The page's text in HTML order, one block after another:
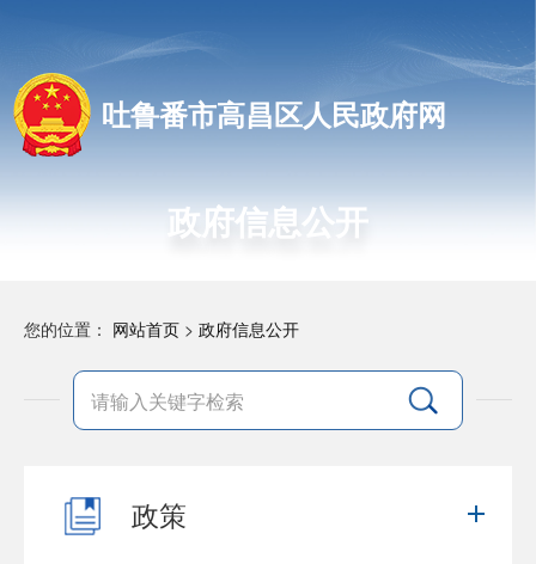
吐鲁番市高昌区人民政府网
政府信息公开
您的位置： 网站首页 > 政府信息公开
政策